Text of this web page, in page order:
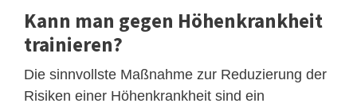
Kann man gegen Höhenkrankheit
trainieren?
Die sinnvollste Maßnahme zur Reduzierung der
Risiken einer Höhenkrankheit sind ein